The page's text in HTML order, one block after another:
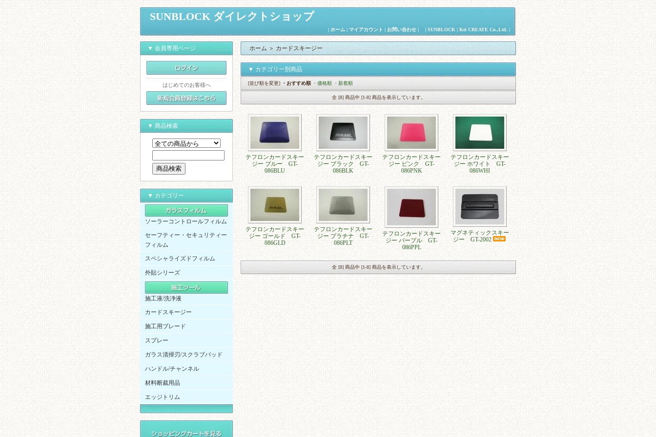
SUNBLOCK ダイレクトショップ
| ホーム | マイアカウント | お問い合わせ | | SUNBLOCK | Kei CREATE Co.,Ltd. |
▼ 会員専用ページ
はじめてのお客様へ
▼ 商品検索
▼ カテゴリー
ソーラーコントロールフィルム
セーフティー・セキュリティー
フィルム
スペシャライズドフィルム
外貼シリーズ
施工液/洗浄液
カードスキージー
施工用ブレード
スプレー
ガラス清掃刃/スクラブパッド
ハンドル/チャンネル
材料断裁用品
エッジトリム
ホーム ＞ カードスキージー
▼ カテゴリー別商品
[並び順を変更] ・おすすめ順 ・価格順 ・新着順
全 [8] 商品中 [1-8] 商品を表示しています。
テフロンカードスキー
ジー ブルー GT-
086BLU
テフロンカードスキー
ジー ブラック GT-
086BLK
テフロンカードスキー
ジー ピンク GT-
086PNK
テフロンカードスキー
ジー ホワイト GT-
086WHI
テフロンカードスキー
ジー ゴールド GT-
086GLD
テフロンカードスキー
ジー プラチナ GT-
086PLT
テフロンカードスキー
ジー パープル GT-
086PPL
マグネティックスキー
ジー GT-2002
全 [8] 商品中 [1-8] 商品を表示しています。